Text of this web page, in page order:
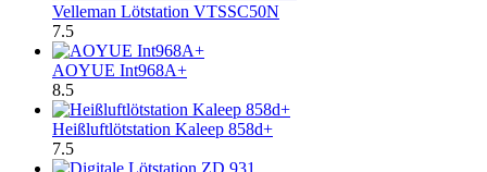
Velleman Lötstation VTSSC50N
7.5
AOYUE Int968A+
8.5
Heißluftlötstation Kaleep 858d+
7.5